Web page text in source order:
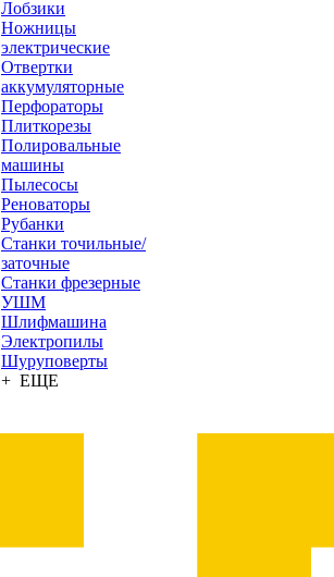
Лобзики
Ножницы
электрические
Отвертки
аккумуляторные
Перфораторы
Плиткорезы
Полировальные
машины
Пылесосы
Реноваторы
Рубанки
Станки точильные/
заточные
Станки фрезерные
УШМ
Шлифмашина
Электропилы
Шуруповерты
+ ЕЩЕ